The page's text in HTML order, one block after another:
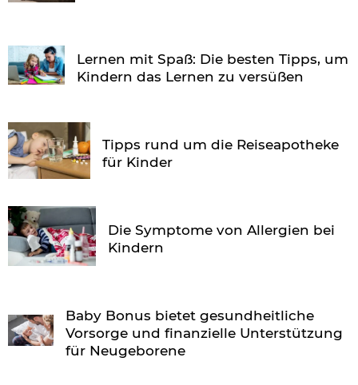
Lernen mit Spaß: Die besten Tipps, um
Kindern das Lernen zu versüßen
Tipps rund um die Reiseapotheke
für Kinder
Die Symptome von Allergien bei
Kindern
Baby Bonus bietet gesundheitliche
Vorsorge und finanzielle Unterstützung
für Neugeborene